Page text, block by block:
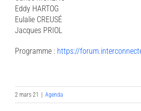
Eddy HARTOG
Eulalie CREUSÉ
Jacques PRIOL
Programme : https://
2 mars 21 Agenda